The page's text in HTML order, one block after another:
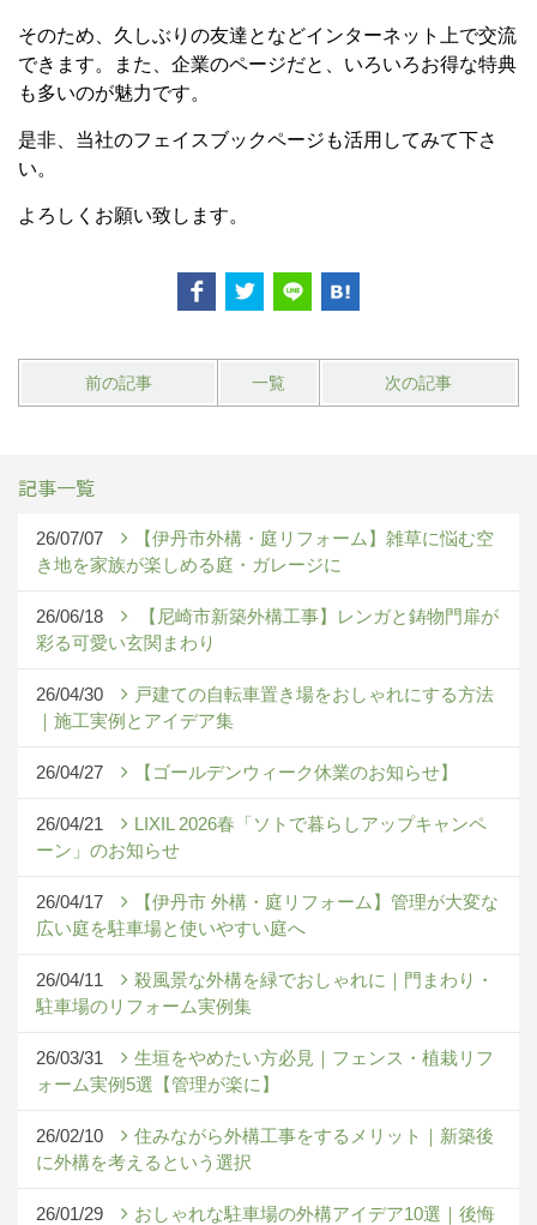
そのため、久しぶりの友達となどインターネット上で交流
できます。また、企業のページだと、いろいろお得な特典
も多いのが魅力です。
是非、当社のフェイスブックページも活用してみて下さ
い。
よろしくお願い致します。
前の記事 一覧 次の記事
記事一覧
26/07/07
【伊丹市外構・庭リフォーム】雑草に悩む空
き地を家族が楽しめる庭・ガレージに
26/06/18
【尼崎市新築外構工事】レンガと鋳物門扉が
彩る可愛い玄関まわり
26/04/30
戸建ての自転車置き場をおしゃれにする方法
｜施工実例とアイデア集
26/04/27 【ゴールデンウィーク休業のお知らせ】
26/04/21
LIXIL 2026春「ソトで暮らしアップキャンペ
ーン」のお知らせ
26/04/17
【伊丹市 外構・庭リフォーム】管理が大変な
広い庭を駐車場と使いやすい庭へ
26/04/11
殺風景な外構を緑でおしゃれに｜門まわり・
駐車場のリフォーム実例集
26/03/31
生垣をやめたい方必見｜フェンス・植栽リフ
ォーム実例5選【管理が楽に】
26/02/10
住みながら外構工事をするメリット｜新築後
に外構を考えるという選択
26/01/29
おしゃれな駐車場の外構アイデア10選｜後悔